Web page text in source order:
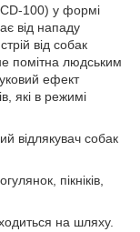
100) у формі
від нападу
від собак
помітна людським
ефект
які в режимі
відлякувач собак
пікніків,
на шляху.